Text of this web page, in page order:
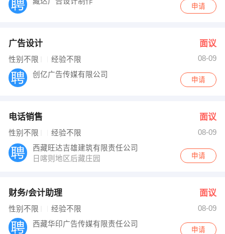
申请
广告设计 面议
性别不限 经验不限
08-09
创亿广告传媒有限公司
申请
电话销售 面议
性别不限 经验不限
08-09
西藏旺达吉雄建筑有限责任公司
日喀则地区后藏庄园
申请
财务/会计助理 面议
性别不限 经验不限
08-09
西藏华印广告传媒有限责任公司
申请